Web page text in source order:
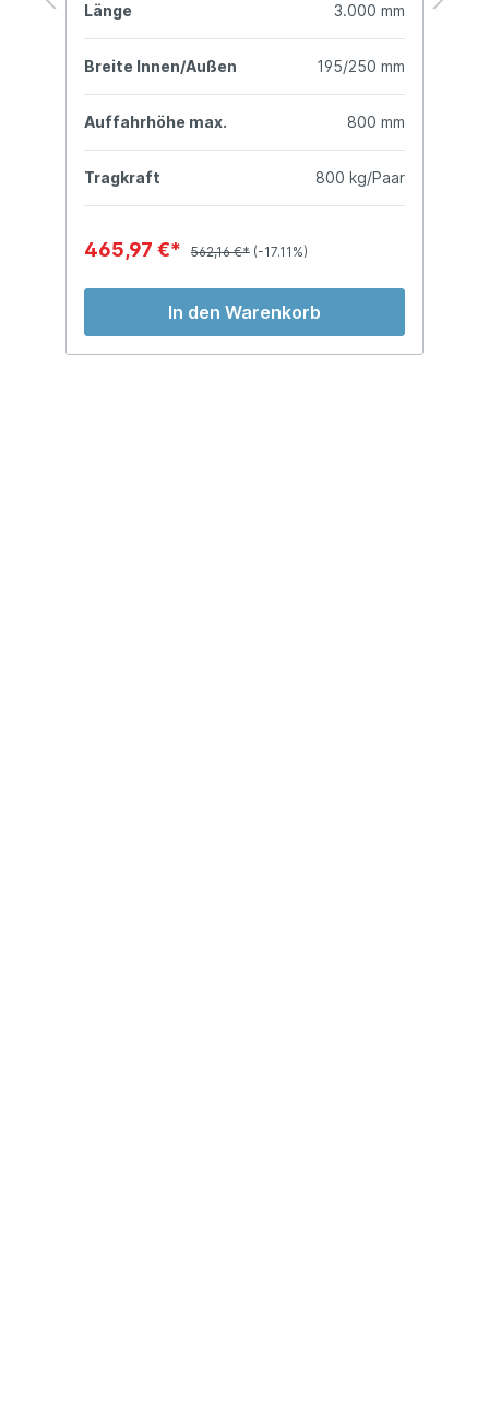
Länge 3.000 mm
Breite Innen/Außen 195/250 mm
Auffahrhöhe max. 800 mm
Tragkraft 800 kg/Paar
465,97 €* 562,16 €* (-17.11%)
In den Warenkorb